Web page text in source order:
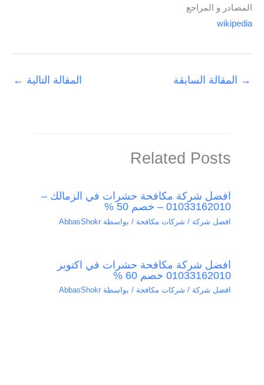
المصادر و المراجع
wikipedia
→ المقالة السابقة المقالة التالية ←
Related Posts
افضل شركة مكافحة حشرات في الزمالك –
01033162010 – خصم 50 %
افضل شركة / شركات مكافحة / بواسطة AbbasShokr
افضل شركة مكافحة حشرات في اكتوبر
01033162010 خصم 60 %
افضل شركة / شركات مكافحة / بواسطة AbbasShokr